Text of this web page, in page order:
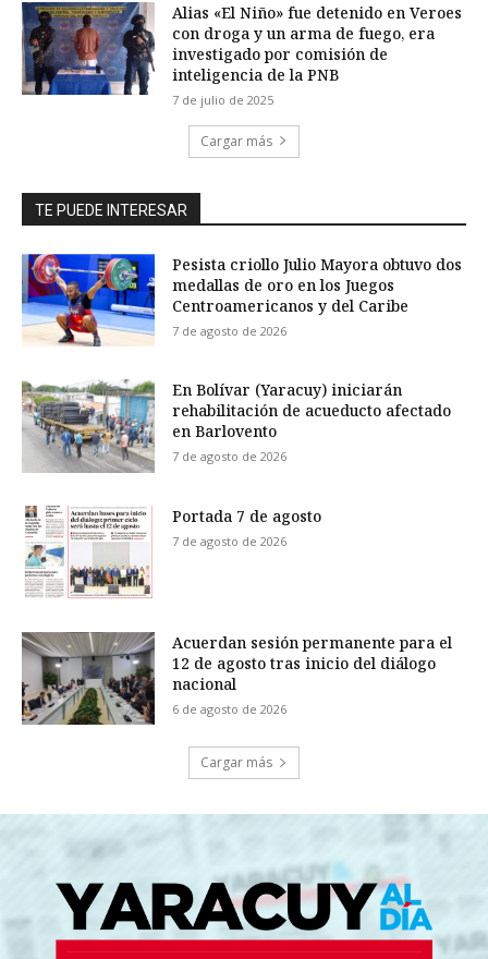
Alias «El Niño» fue detenido en Veroes
con droga y un arma de fuego, era
investigado por comisión de
inteligencia de la PNB
7 de julio de 2025
Cargar más
TE PUEDE INTERESAR
Pesista criollo Julio Mayora obtuvo dos
medallas de oro en los Juegos
Centroamericanos y del Caribe
7 de agosto de 2026
En Bolívar (Yaracuy) iniciarán
rehabilitación de acueducto afectado
en Barlovento
7 de agosto de 2026
Portada 7 de agosto
7 de agosto de 2026
Acuerdan sesión permanente para el
12 de agosto tras inicio del diálogo
nacional
6 de agosto de 2026
Cargar más